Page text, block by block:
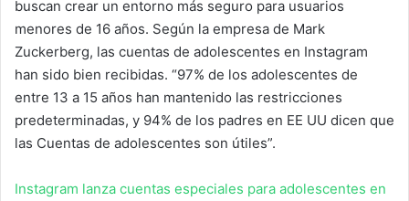
buscan crear un entorno más seguro para usuarios
menores de 16 años. Según la empresa de Mark
Zuckerberg, las cuentas de adolescentes en Instagram
han sido bien recibidas. “97% de los adolescentes de
entre 13 a 15 años han mantenido las restricciones
predeterminadas, y 94% de los padres en EE UU dicen que
las Cuentas de adolescentes son útiles”.
Instagram lanza cuentas especiales para adolescentes en